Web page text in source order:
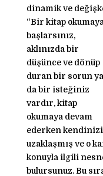
dinamik ve
“Bir kitap okumaya
başlarsınız,
aklınızda bir
düşünce ve dönüp
duran bir sorun ya
da bir isteğiniz
vardır, kitap
okumaya devam
ederken
uzaklaşmış ve o
konuyla ilgili
bulursunuz. Bu